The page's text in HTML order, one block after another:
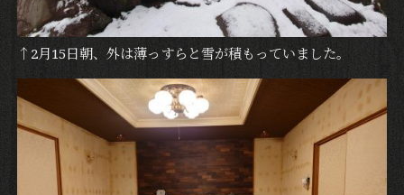
↑2月15日朝、外は薄っすらと雪が積もっていました。